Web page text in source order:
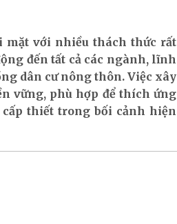
mặt với nhiều thách thức rất
đến tất cả các ngành, lĩnh
dân cư nông thôn. Việc xây
vững, phù hợp để thích ứng
thiết trong bối cảnh hiện